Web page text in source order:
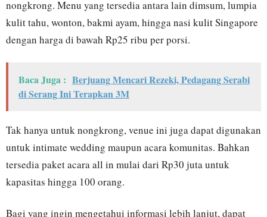
nongkrong. Menu yang tersedia antara lain dimsum, lumpia
kulit tahu, wonton, bakmi ayam, hingga nasi kulit Singapore
dengan harga di bawah Rp25 ribu per porsi.
Baca Juga : Berjuang Mencari Rezeki, Pedagang Serabi
di Serang Ini Terapkan 3M
Tak hanya untuk nongkrong, venue ini juga dapat digunakan
untuk intimate wedding maupun acara komunitas. Bahkan
tersedia paket acara all in mulai dari Rp30 juta untuk
kapasitas hingga 100 orang.
Bagi yang ingin mengetahui informasi lebih lanjut, dapat